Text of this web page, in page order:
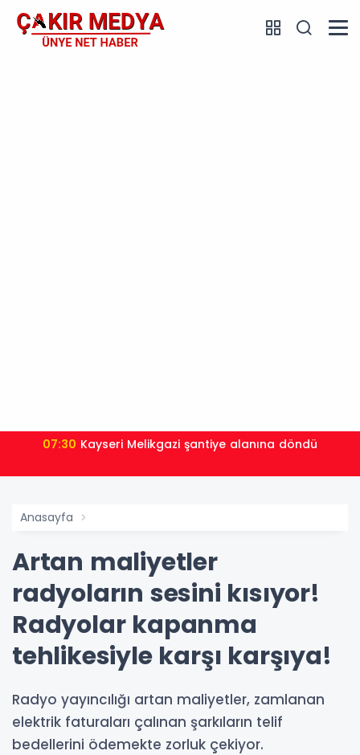
07:30 Kayseri Melikgazi şantiye alanına döndü
Anasayfa
Artan maliyetler
radyoların sesini kısıyor!
Radyolar kapanma
tehlikesiyle karşı karşıya!
Radyo yayıncılığı artan maliyetler, zamlanan
elektrik faturaları çalınan şarkıların telif
bedellerini ödemekte zorluk çekiyor.